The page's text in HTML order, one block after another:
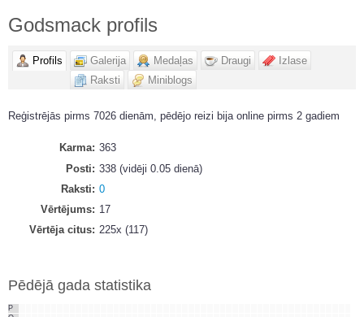
Godsmack profils
Profils Galerija Medaļas Draugi
Izlase
Raksti
Miniblogs
Reģistrējās pirms 7026 dienām, pēdējo reizi bija online pirms 2 gadiem
Karma
363
Posti
338 (vidēji 0.05 dienā)
Raksti
0
Vērtējums
17
Vērtēja citus
225x (117)
Pēdējā gada statistika
P